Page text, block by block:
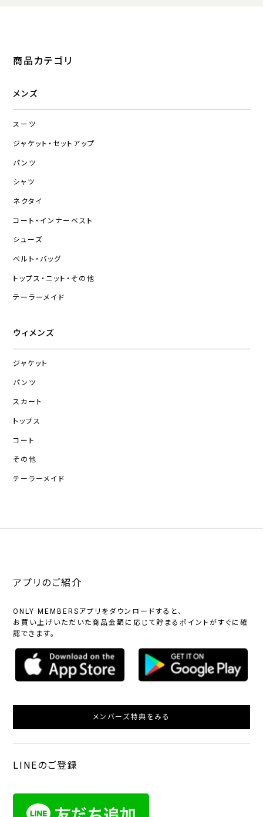
商品カテゴリ
メンズ
スーツ
ジャケット・セットアップ
パンツ
シャツ
ネクタイ
コート・インナーベスト
シューズ
ベルト・バッグ
トップス・ニット・その他
テーラーメイド
ウィメンズ
ジャケット
パンツ
スカート
トップス
コート
その他
テーラーメイド
アプリのご紹介
ONLY MEMBERSアプリをダウンロードすると、
お買い上げいただいた商品金額に応じて貯まるポイントがすぐに確
認できます。
メンバーズ特典をみる
LINEのご登録